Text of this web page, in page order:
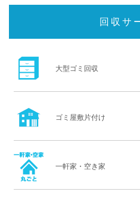
回収サ
大型ゴミ回収
ゴミ屋敷片付け
一軒家・空き家